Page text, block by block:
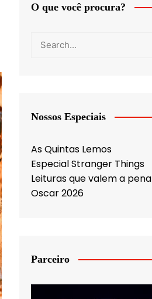
O que você procura?
Nossos Especiais
As Quintas Lemos
Especial Stranger Things
Leituras que valem a pena
Oscar 2026
Parceiro